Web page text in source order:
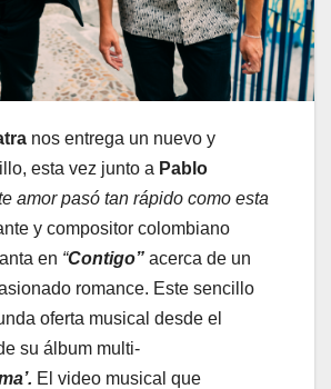
nos entrega un nuevo y
esta vez junto a Pablo
amor pasó tan rápido como esta
y compositor colombiano
en “Contigo” acerca de un
romance. Este sencillo
oferta musical desde el
su álbum multi-
El video musical que